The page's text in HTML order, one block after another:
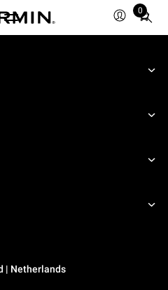
0
Total
items
cart:
| Netherlands